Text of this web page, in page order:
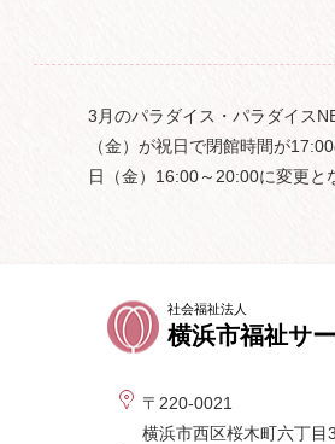
3月のパラダイス・パラダイス
（金）が祝日で閉館時間が
日（金）16:00～20:00に変更と
社会福祉法人
横浜市福祉サ
〒220-0021
横浜市西区桜木町六丁